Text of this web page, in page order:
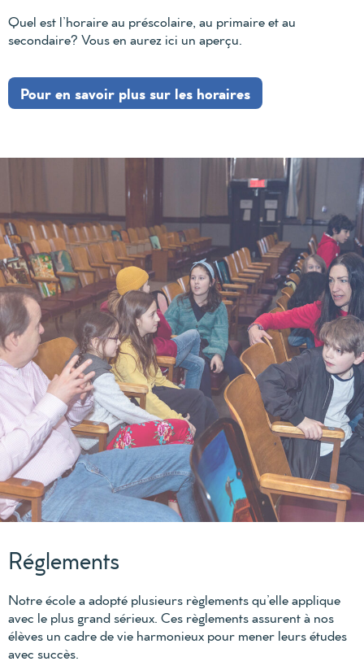
Quel est l’horaire au préscolaire, au primaire et au
secondaire? Vous en aurez ici un aperçu.
Pour en savoir plus sur les horaires
Réglements
Notre école a adopté plusieurs règlements qu’elle applique
avec le plus grand sérieux. Ces règlements assurent à nos
élèves un cadrede vie harmonieux pour mener leurs études
avec succès.